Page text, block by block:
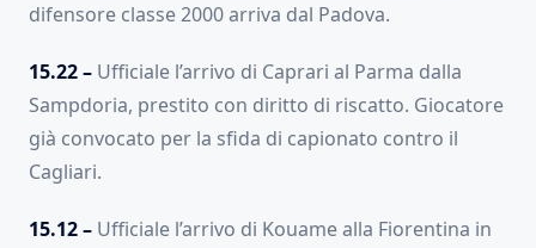
difensore classe 2000 arriva dal Padova.
15.22 – Ufficiale l’arrivo di Caprari al Parma dalla
Sampdoria, prestito con diritto di riscatto. Giocatore
già convocato per la sfida di capionato contro il
Cagliari.
15.12 – Ufficiale l’arrivo di Kouame alla Fiorentina in